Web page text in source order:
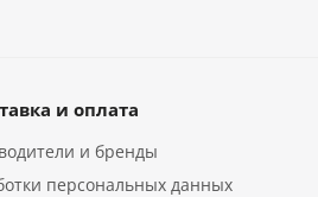
и оплата
и бренды
персональных данных